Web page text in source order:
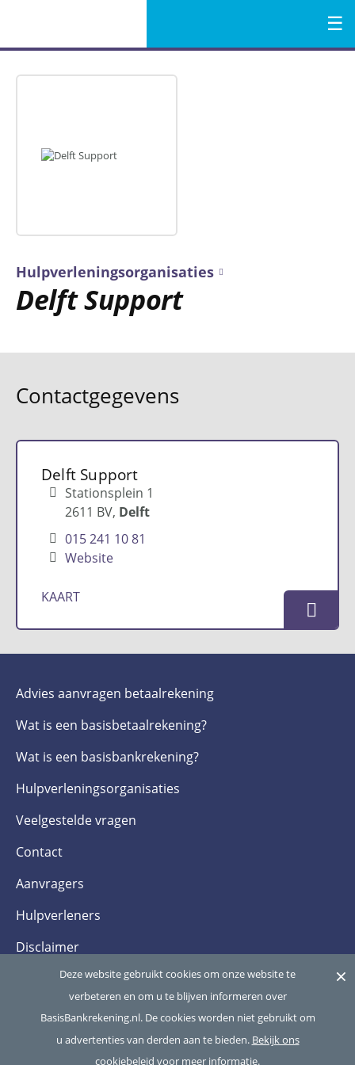
Menu
Hulpverleningsorganisaties
Delft Support
Contactgegevens
Delft Support
Stationsplein 1
2611 BV Delft
015 241 10 81
Website
KAART
Advies aanvragen betaalrekening
Wat is een basis­betaalrekening?
Wat is een basis­bankrekening?
Hulpverlenings­organisaties
Veelgestelde­ vragen
Contact
Aanvragers
Hulpverleners
Disclaimer
Privacy- en cookieverklaring
Copyright 2026Betaalvereniging Nederland, alle rechten voorbehouden
Deze website gebruikt cookies om onze website te
verbeteren en om u te blijven informeren over
BasisBankrekening.nl. De cookies worden niet gebruikt om
u advertenties van derden aan te bieden. Bekijk ons
cookiebeleid voor meer informatie.
×